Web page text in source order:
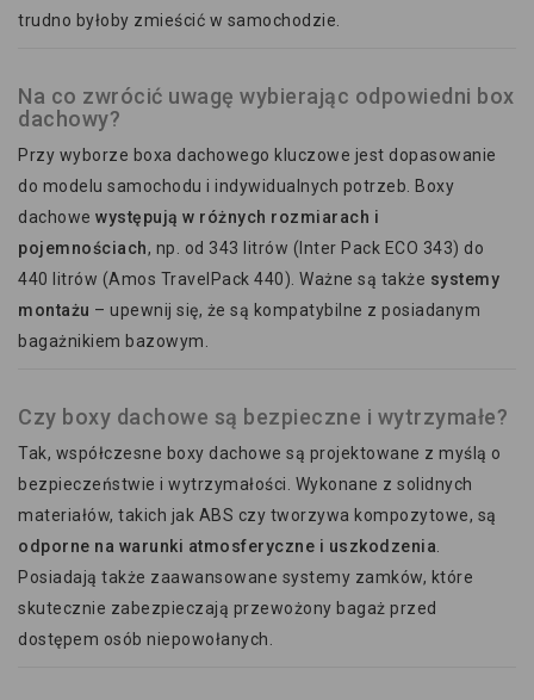
trudno byłoby zmieścić w samochodzie.
Na co zwrócić uwagę wybierając odpowiedni box
dachowy?
Przy wyborze boxa dachowego kluczowe jest dopasowanie
do modelu samochodu i indywidualnych potrzeb. Boxy
dachowe występują w różnych rozmiarach i
pojemnościach, np. od 343 litrów (Inter Pack ECO 343) do
440 litrów (Amos TravelPack 440). Ważne są także systemy
montażu – upewnij się, że są kompatybilne z posiadanym
bagażnikiem bazowym.
Czy boxy dachowe są bezpieczne i wytrzymałe?
Tak, współczesne boxy dachowe są projektowane z myślą o
bezpieczeństwie i wytrzymałości. Wykonane z solidnych
materiałów, takich jak ABS czy tworzywa kompozytowe, są
odporne na warunki atmosferyczne i uszkodzenia
Posiadają także zaawansowane systemy zamków, które
skutecznie zabezpieczają przewożony bagaż przed
dostępem osób niepowołanych.